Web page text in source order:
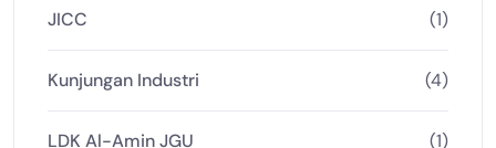
JICC (1)
Kunjungan Industri (4)
LDK Al-Amin JGU (1)